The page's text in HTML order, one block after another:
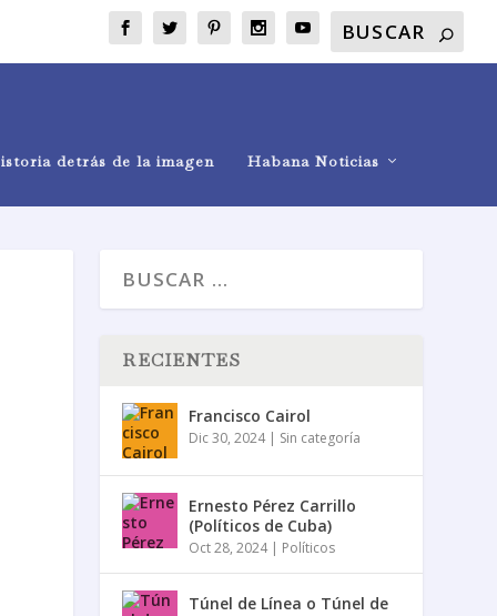
detrás de la imagen Habana Noticias
RECIENTES
Francisco Cairol
Dic 30, 2024| Sin categoría
Ernesto Pérez Carrillo
(Políticos de Cuba)
Oct 28, 2024| Políticos
Túnel de Línea o Túnel de